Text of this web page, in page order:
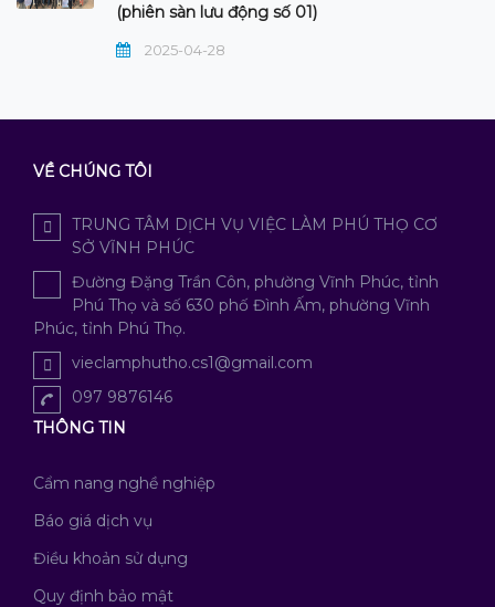
(phiên sàn lưu động số 01)
2025-04-28
VỀ CHÚNG TÔI
TRUNG TÂM DỊCH VỤ VIỆC LÀM PHÚ THỌ CƠ
SỞ VĨNH PHÚC
Đường Đặng Trần Côn, phường Vĩnh Phúc, tỉnh
Phú Thọ và số 630 phố Đình Ấm, phường Vĩnh
Phúc, tỉnh Phú Thọ.
vieclamphutho.cs1@gmail.com
097 9876146
THÔNG TIN
Cẩm nang nghề nghiệp
Báo giá dịch vụ
Điều khoản sử dụng
Quy định bảo mật